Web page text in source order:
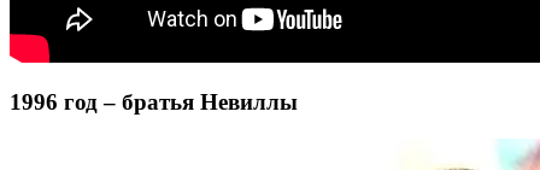
1996 год – братья Невиллы